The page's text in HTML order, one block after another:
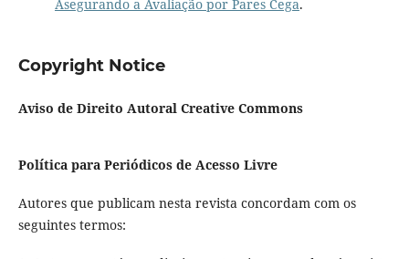
Asegurando a Avaliação por Pares Cega.
Copyright Notice
Aviso de Direito Autoral Creative Commons
Política para Periódicos de Acesso Livre
Autores que publicam nesta revista concordam com os
seguintes termos: